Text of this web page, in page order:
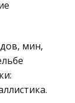
Вкус
а есл
мин,